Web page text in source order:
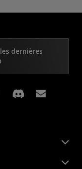
dernières
Facebook